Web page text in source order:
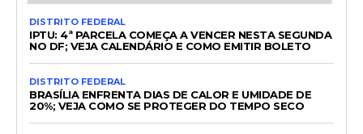
DISTRITO FEDERAL
IPTU: 4ª PARCELA COMEÇA A VENCER NESTA SEGUNDA
NO DF; VEJA CALENDÁRIO E COMO EMITIR BOLETO
DISTRITO FEDERAL
BRASÍLIA ENFRENTA DIAS DE CALOR E UMIDADE DE
20%; VEJA COMO SE PROTEGER DO TEMPO SECO